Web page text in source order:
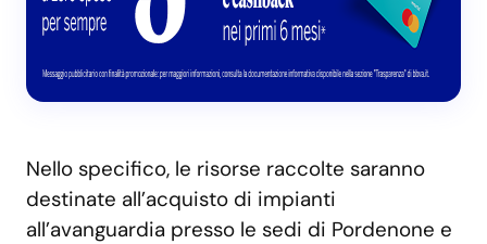
Nello specifico, le risorse raccolte saranno
destinate all’acquisto di impianti
all’avanguardia presso le sedi di Pordenone e